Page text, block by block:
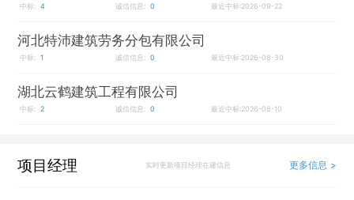
中标: 4 诚信信息: 0 最近中标:2026-09-22
河北特沛建筑劳务分包有限公司
中标: 1 诚信信息: 0 最近中标:2026-08-30
湖北云鹤建筑工程有限公司
中标: 2 诚信信息: 0 最近中标:2026-08-10
项目经理 实时更新项目经理在建信息 更多信息 >